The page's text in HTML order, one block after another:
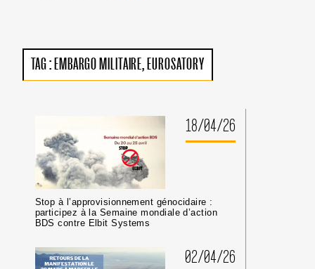
:
PAS
DE
CRIMINEL·LES
GUERRE
ISRAÉLIEN·NES
PRÉSUMÉ·ES
DANS
MILIEUX
UNIVERSITAIRES
TAG : EMBARGO MILITAIRE EUROSATORY
18/04/26
Stop à l’approvisionnement génocidaire :
participez à la Semaine mondiale d’action
BDS contre Elbit Systems
02/04/26